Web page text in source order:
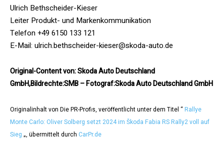
Ulrich Bethscheider-Kieser
Leiter Produkt- und Markenkommunikation
Telefon +49 6150 133 121
E-Mail: ulrich.bethscheider-kieser@skoda-auto.de
Original-Content von: Skoda Auto Deutschland
GmbH,Bildrechte:SMB – Fotograf:Skoda Auto Deutschland GmbH
Originalinhalt von Die PR-Profis, veröffentlicht unter dem Titel “Rallye
Monte Carlo: Oliver Solberg setzt 2024 im Škoda Fabia RS Rally2 voll auf
Sieg „, übermittelt durch CarPr.de